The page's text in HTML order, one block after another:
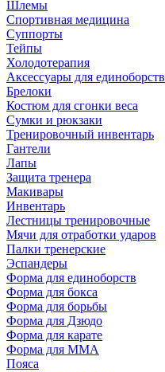
Шлемы
Спортивная медицина
Суппорты
Тейпы
Холодотерапия
Аксессуары для единоборств
Брелоки
Костюм для сгонки веса
Сумки и рюкзаки
Тренировочный инвентарь
Гантели
Лапы
Защита тренера
Макивары
Инвентарь
Лестницы тренировочные
Мячи для отработки ударов
Палки тренерские
Эспандеры
Форма для единоборств
Форма для бокса
Форма для борьбы
Форма для Дзюдо
Форма для карате
Форма для MMA
Пояса